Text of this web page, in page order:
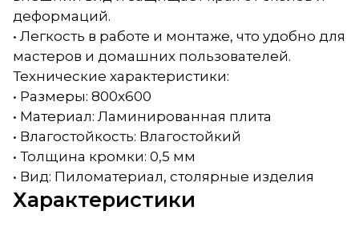
деформаций.
• Легкость в работе и монтаже, что удобно для
мастеров и домашних пользователей.
Технические характеристики:
• Размеры: 800x600
• Материал: Ламинированная плита
• Влагостойкость: Влагостойкий
• Толщина кромки: 0,5 мм
• Вид: Пиломатериал, столярные изделия
Характеристики